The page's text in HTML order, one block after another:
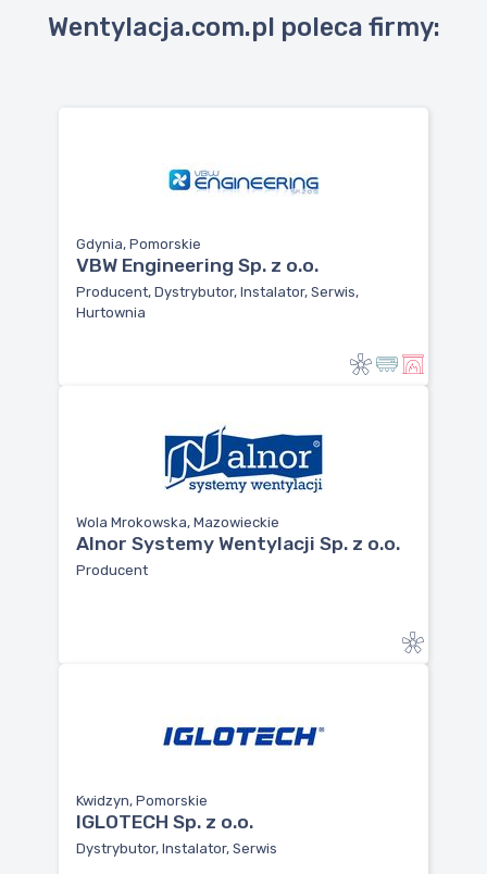
Wentylacja.com.pl poleca firmy:
Gdynia, Pomorskie
VBW Engineering Sp. z o.o.
Producent, Dystrybutor, Instalator, Serwis,
Hurtownia
Wola Mrokowska, Mazowieckie
Alnor Systemy Wentylacji Sp. z o.o.
Producent
Kwidzyn, Pomorskie
IGLOTECH Sp. z o.o.
Dystrybutor, Instalator, Serwis